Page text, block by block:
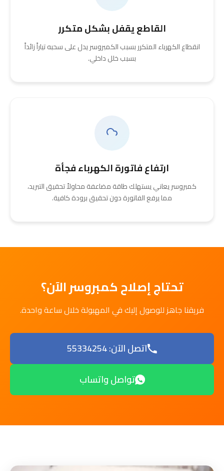
القاطع يقفل بشكل متكرر
انقطاع الكهرباء المتكرر بسبب الكمبروسر يدل على سحبه تياراً زائداً
بسبب خلل داخلي.
ارتفاع فاتورة الكهرباء فجأة
كمبروسر يعاني يستهلك طاقة مضاعفة محاولاً تحقيق التبريد،
مما يرفع الفاتورة دون تحقيق برودة كافية.
تحتاج إصلاح كمبروسر الآن؟
فريقنا جاهز للوصول إليك في المهبولة خلال ساعة واحدة.
اتصل الآن: 55334254
تواصل واتساب